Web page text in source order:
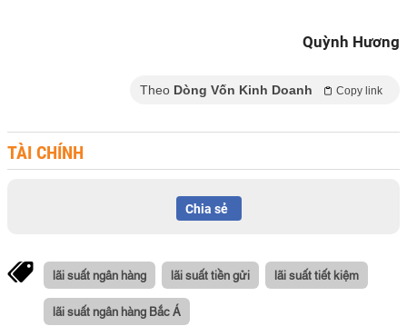
Quỳnh Hương
Theo Dòng Vốn Kinh Doanh Copy link
TÀI CHÍNH
Chia sẻ
lãi suất ngân hàng lãi suất tiền gửi lãi suất tiết kiệm
lãi suất ngân hàng Bắc Á